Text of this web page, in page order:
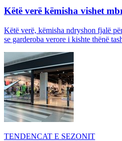
Këtë verë këmisha vishet
Këtë verë, këmisha ndryshon fjalë
se garderoba verore i kishte thënë
TENDENCAT E SEZONIT